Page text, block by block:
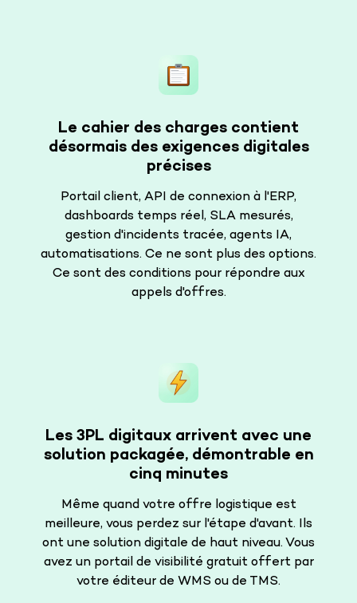
Le cahier des charges contient
désormais des exigences digitales
précises
Portail client, API de connexion à l'ERP,
dashboards temps réel, SLA mesurés,
gestion d'incidents tracée, agents IA,
automatisations. Ce ne sont plus des options.
Ce sont des conditions pour répondre aux
appels d'offres.
Les 3PL digitaux arrivent avec une
solution packagée, démontrable en
cinq minutes
Même quand votre offre logistique est
meilleure, vous perdez sur l'étape d'avant. Ils
ont une solution digitale de haut niveau. Vous
avez un portail de visibilité gratuit offert par
votre éditeur de WMS ou de TMS.